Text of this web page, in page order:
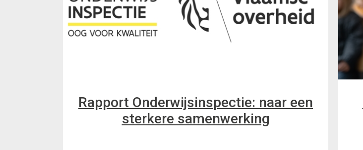
Rapport Onderwijsinspectie: naar een
sterkere samenwerking